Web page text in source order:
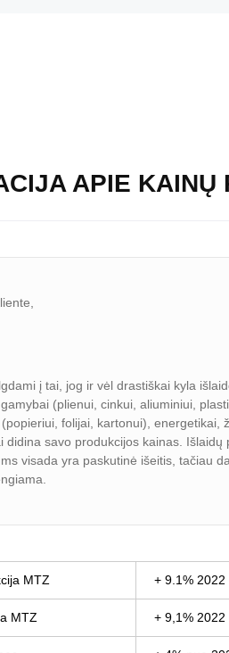
APIE KAINŲ
Kliente,
į tai, jog ir vėl drastiškai kyla
(plienui, cinkui, aliuminiui,
folijai, kartonui), energetikai,
didina savo produkcijos kainas. Išlaidų
visada yra paskutinė išeitis, tačiau
MTZ + 9.1% 2022
MTZ + 9,1% 2022